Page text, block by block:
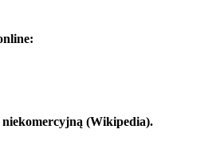
(Wikipedia).